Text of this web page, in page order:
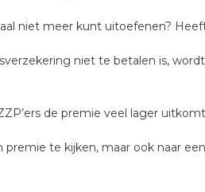
niet meer kunt uitoefenen?
niet te betalen is,
de premie veel lager
te kijken, maar ook naar